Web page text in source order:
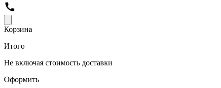
call
Корзина
Итого
Не включая стоимость доставки
Оформить